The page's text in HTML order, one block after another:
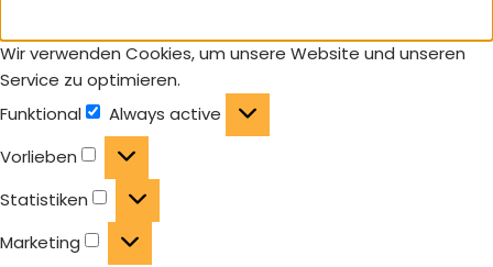
Wir verwenden Cookies, um unsere Website und unseren
Service zu optimieren.
Funktional
Always active
Vorlieben
Statistiken
Marketing